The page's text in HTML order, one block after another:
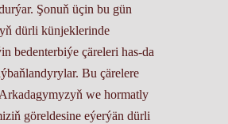
Şonuň üçin bu gün
dürli künjeklerinde
bedenterbiýe çäreleri has-da
Bu çärelere
we hormatly
göreldesine eýerýän dürli